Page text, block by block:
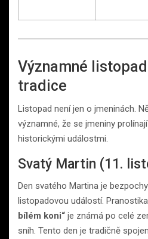
Významné
tradice
Listopad není jen o jmeninách.
významné, že se jmeniny
historickými událostmi.
Svatý Martin (11.
Den svatého Martina je
listopadovou událostí. Pranostika
bílém koni“ je známá po celé
sníh. Tento den je tradičně